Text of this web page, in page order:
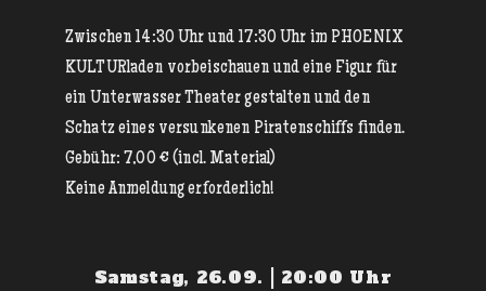
Zwischen 14:30 Uhr und 17:30 Uhr im PHOENIX
KULTURladen vorbeischauen und eine Figur für
ein Unterwasser Theater gestalten und den
Schatz eines versunkenen Piratenschiffs finden.
Gebühr: 7,00 € (incl. Material)
Keine Anmeldung erforderlich!
Samstag, 26.09. | 20:00 Uhr